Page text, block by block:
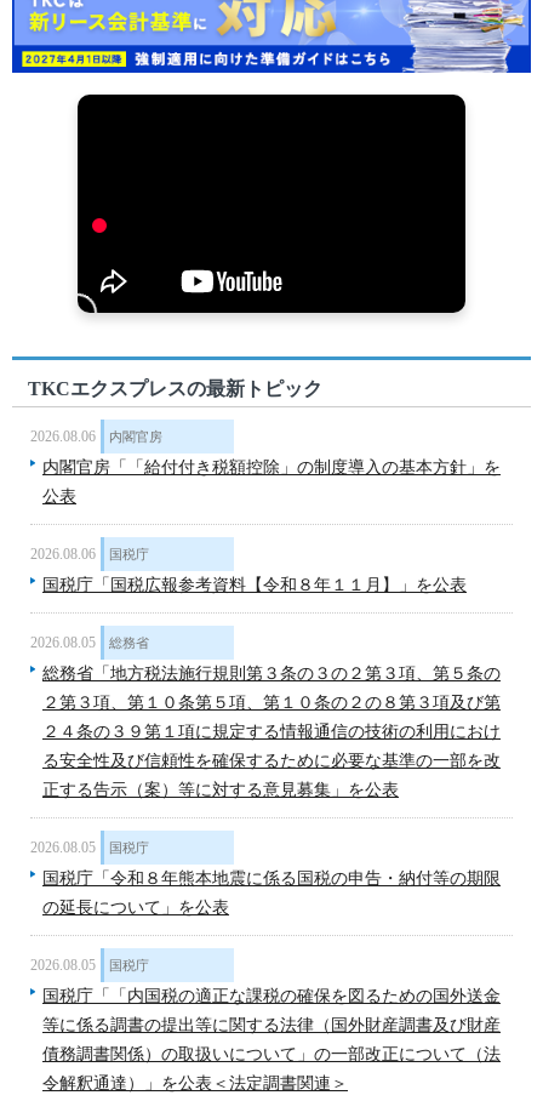
TKCエクスプレスの最新トピック
2026.08.06 内閣官房
内閣官房「「給付付き税額控除」の制度導入の基本方針」を
公表
2026.08.06 国税庁
国税庁「国税広報参考資料【令和８年１１月】」を公表
2026.08.05 総務省
総務省「地方税法施行規則第３条の３の２第３項、第５条の
２第３項、第１０条第５項、第１０条の２の８第３項及び第
２４条の３９第１項に規定する情報通信の技術の利用におけ
る安全性及び信頼性を確保するために必要な基準の一部を改
正する告示（案）等に対する意見募集」を公表
2026.08.05 国税庁
国税庁「令和８年熊本地震に係る国税の申告・納付等の期限
の延長について」を公表
2026.08.05 国税庁
国税庁「「内国税の適正な課税の確保を図るための国外送金
等に係る調書の提出等に関する法律（国外財産調書及び財産
債務調書関係）の取扱いについて」の一部改正について（法
令解釈通達）」を公表＜法定調書関連＞